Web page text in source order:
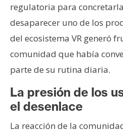
regulatoria para
desaparecer uno de los
del ecosistema VR generó
comunidad que había
parte de su rutina diaria.
La presión de los
el desenlace
La reacción de la